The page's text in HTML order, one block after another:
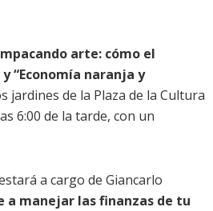
arte: cómo el
“Economía naranja y
jardines de la Plaza de la Cultura
6:00 de la tarde, con un
a cargo de Giancarlo
a manejar las finanzas de tu